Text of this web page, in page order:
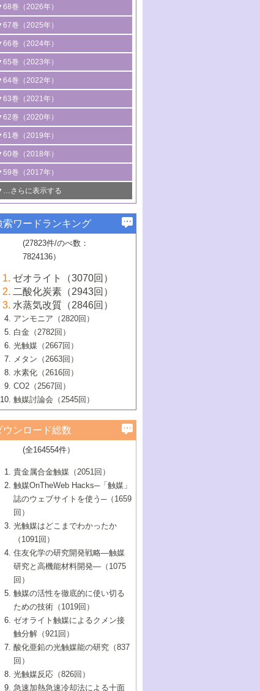
巻（2026年）
過酸化水素合成に関する研究動向
コンピューター技術により加速する
媒開発
有機分子変換やCO 資源化のための
触媒に関する最近の研究
第137回触媒討論会（2026年）
巻（2025年）
CO
水素化によるグリーン燃料/グリ
ンケミカル製造
2号 水素製造のための水分解技術に関す
最近の研究
オレフィン系樹脂の精密合成に関す
最新技術
号 アルコール類の効率的変換を実現す
非貴金属触媒の研究動向
5号 ゼオライトの合成と応用における研
動向
ヘテロ接合界面
第135回触媒討論会（2025年）
巻（2024年）
低次元ナノ構造を有する触媒材料
規制反応場を活用した固体触媒研究
新展開
未踏分子変換を目指した酸化触媒プ
ロセスの最前線
号 シンクロトロン放射光および中性子
を利用した触媒解析技術の最先端
単原子触媒
参照触媒委員会からのお知らせ
第133回触媒討論会（2023年）
巻（2023年）
炭素が関わる触媒機能
プラスチックケミカルリサイクルの
めの触媒技術
非酸化物系金属化合物を基盤とした
触媒材料の開発
号 格子酸素・格子酸素欠陥を利用した
媒反応
生体触媒によるエネルギー変換反応
窒素とリンの循環のための触媒・機
性材料
巻（2022年）
合成ガス製造とCOを用いるケミカル
ズ合成の最新動向
化学品合成のための合金触媒開発
CO の排出削減および有効活用のた
の触媒技術
若手による情報発信企画～とびたて
き触媒の研究者たち～（1）
き触媒の研究者たち～（2）
6号 石油のノーブル・ユースを志向した
触媒技術
大学：オンライン・対面開催）
巻（2021年）
金触媒の新展開
ペロブスカイト
特殊反応場を利用した触媒的分子変
反応
多孔質材料を用いた触媒の新展開
情報学的手法を用いた触媒開発
カーボンニュートラルに向けた電解
術
B号 第127回触媒討論会（2021年・オン
ライン開催(Zoom)のみ）
巻（2020年）
触媒設計を拓く欠陥構造のキャラク
タリゼーション
機能化学品製造に資するクリーンな
媒的酸化反応
3号 水処理のための触媒化学
光触媒を用いた水分解の最新の研究
向
5号 次世代の触媒プロセスを支えるマイ
6号 メタン転換技術の最新動向
B号 第125回触媒討論会（2020年・工学
院大学）
巻（2019年）
物質移動制御に着目した触媒プロセ
ス開発
CO2 フリー水素サプライチェーンに
わる触媒開発動向
精密高分子合成に関する最近の研究
向
4号 バイオマス化成品製造のための触媒
5号 固体触媒による含窒素有機化合物変
換の最前線
6号 貴金属使用量低減に向けた自動車排
ガス浄化触媒の開発
B号 第123回触媒討論会（2019年・大阪
巻（2018年）
固体酸触媒の最新の研究動向
二酸化炭素からの有用化学品合成
ナノ粒子・クラスター触媒の最前線
60周年記念企画
5号 進化するゼオライト合成技術
6号 非貴金属系触媒における電気化学的
B号 第121回触媒討論会（2018年・東京
大学）
巻（2017年）
いたるところに，触媒
先端技術
3号 無機分離膜材料の開発と触媒反応プ
ロセスへの適用
5号 水素のふるまいを解き明かす最先端
研究
6号 低級アルカンの有効利用のための触
媒技術
B号 第119回触媒討論会（2017年・首都
大学東京）
さらに表示する
ユニークな構造の高分子を生み出す触
2号 リグニンからの化成品製造に向けた触
媒技術
3号 触媒研究の最先端～とびたて若き研究
者たち～（1）
4号 触媒研究の最先端～とびたて若き研究
者たち～（2）
5号 触媒研究の最先端～とびたて若き研究
者たち～（3）
6号 イオニクス材料と燃料電池・電解合成
の最新の研究動向
号 第117回触媒討論会（2016年・大阪府
大学）
巻（2015年）
1号 水素キャリアにかかわる触媒技術の新
2号 石油精製用触媒の最近の進展
3号 固体酸化物形燃料電池（SOFC）におけ
るアノード触媒上での燃料直接改質技術
4号 コアシェル構造の制御による触媒機能
5号 工業触媒およびその周辺技術の最近の
進歩
6号 ナノシート
B号 第115回触媒討論会（2015年・成蹊大
▼56巻（2014年）
2号 光触媒反応機構に関する最新の研究動
向
開発動向
4号 人工光合成に向けた近年のアプローチ
5号 未利用熱エネルギーの有効活用に貢献
する触媒技術
6号 ポリオキソメタレート
号 第113回触媒討論会（2014年・ロワジ
ルホテル豊橋）
1号 高耐久性燃料電池システム用触媒にお
ける新展開
2号 リビングラジカル重合の最近の動向
3号 天然ガスの化学工業的展開に関する触
媒技術
4号 貴金属触媒の精密構造制御とその活用
5号 バイオマス化成品製造のための固体触
ナノ空間─吸着状態解析から新機能開拓
号 第111回触媒討論会（2013年・関西大
▼54巻（2012年）
1号 規則性多孔体の利用技術における最近
の進歩
2号 第109回触媒討論会
3号 貴金属低減技術の最新動向
4号 貴金属代替技術の最新動向
5号 光触媒による物質変換反応の新展開
6号 グラフェン
水素を利用する化成品合成の新潮流
▼53巻（2011年）
1号 金属学から見る合金触媒の新展開
2号 第107回触媒討論会
3号 触媒のその場観察法の進歩（１）
4号 触媒のその場観察法の進歩（２）
5号 不活性結合の触媒的活性化による有機
合成
新しい固体酸触媒技術
7号 ゼオライト合成における最近の進歩
▼52巻（2010年）
1号 触媒の劣化対策と長寿命触媒開発
2号 第105回触媒討論会
3号 ナノ構造が拓く新機能
4号 活性サイトおよびその環境の精密な設
計による触媒の高機能化
触媒を有効に使うための技術
7号 有機分子触媒による精密有機合成
8号 高機能化ポリオレフィンに向けた重合
触媒の最近の進展
1号 炭素材料－熱い注目を集める材料－
2号 第103回触媒討論会
3号 環境浄化用光触媒の現状と課題
水素社会の実現に向けた水素製造・貯
技術の進歩
CO2が関わる触媒・材料
7号 持続可能社会実現のための触媒および
触媒関連技術
▼50巻（2008年）
1号 触媒化学と学会のこの10年，半世紀，
そして未来
2号 第101回触媒討論会
錯体を利用したユニークな表面構造の
構築と機能
5号 若手会員による触媒研究の未来展望1：
企業編
6号 第102回触媒討論会
7号 触媒・化学反応における計算化学の進
8号 若手研究者による触媒研究の未来展望
2：大学・研究所編
▼49巻（2007年）
1号 含フッ素化合物の合成と触媒
第99回触媒討論会
実用的ファインケミカル合成プロセス
実現する触媒
5号 こんな物質，あんな物質―新たな触媒
の可能性―
7号 『結晶の化学』を活かした触媒研究
8号 イオン液体の応用
▼48巻（2006年）
固体酸触媒の最近の進歩
第97回触媒討論会
3号 リビング重合触媒の最近の展開
5号 水素製造・貯蔵のための触媒技術の新
しい展開
6号 第98回触媒討論会
7号 基礎化学品製造の触媒技術
8号 多機能型リアクター
最近の触媒担体とその効果
2号 第95回触媒討論会
4号 水分解用光触媒材料
5号 時間分解分光の進歩と応用
6号 第96回触媒討論会
8号 超臨界流体を用いた化学プロセスの新
巻（2004年）
1号 部分酸化反応触媒の最前線
2号 第93回触媒討論会
3号 特殊エネルギー場の触媒反応
4号 生体内における金属の触媒作用
5号 ファインケミカルズの展開に寄与する
6号 第94回触媒討論会
7号 サブナノレベルでみた新しい表面現象
8号 オレフィン重合触媒の新たな展
▼45巻（2003年）
1号 なぜこの触媒が良いのか？
2号 第91回触媒討論会
3号 最近の自動車排ガス処理技術
4号 触媒研究の現状と将来─第90回触媒討論
5号 基礎化学品製造の触媒技術
6号 第92回触媒討論会
7号 基礎化学品製造の触媒技術
8号 資源の循環と触媒技術
▼44巻（2002年）
1号 高次制御された触媒の化学
2号 第89回触媒討論会
3号 触媒を利用した電気化学の新展開
4号 ナノ材料の調製と機能化
5号 こんな触媒が欲しい
6号 第90回触媒討論会
7号 触媒研究と学術雑誌/情報
8号 若い世代からみた触媒化学の現状と未
▼43巻（2001年）
1号 グリーンケミストリーと触媒
2号 第87回触媒討論会特集号
3号 生体触媒とバイオプロセス
4号 水素製造・利用の触媒化学
5号 触媒研究における新しい切り口：コン
ビナトリアルケミストリー
6号 第88回触媒討論会特集号
7号 企業における触媒研究のブレークスル
8号 この材料を触媒として使ってみません
▼42巻（2000年）
1号 触媒反応工学の明日を拓く
2号 第85回触媒討論会
3号 反応ダイナミクス
5号 触媒のおもしろさをどのように伝える
6号 第86回触媒討論会
7号 水素化精製触媒の新しい展開
8号 新しい反応性と機能性を目指した金属
クラスタ-化学
▼41巻（1999年）
1号 孔、穴、あな?-特異な空間とその利用-
2号 第83回触媒討論会
3号 均一系触媒反応最前線
4号 実用炭素材料の新展開
5号 研究の方法論を考える
7号 機能性金属材料と触媒
8号 触媒研究へのNMRの応用と展望
▼40巻（1998年）
進展と21世紀への提言/創立40周年記念・触
媒学会この10年の歩みとこれから/創立40周
2号 第81回触媒討論会
3号 計算機触媒化学へのさそい
4号 触媒劣化の制御と予測
5号 最新の実用プロセスと触媒
6号 第82回触媒討論会
1号 均一系と不均一系触媒反応-その特徴と
接点
2号 第79回触媒討論会
3号 最新NO除去触媒の実用化研究
4号 新しい反応場を目指した触媒調製
5号 反応・分離技術の新しい展開
6号 第80回触媒討論会
▼38巻（1996年）
1号 触媒の構造と触媒作用/C1化学を中心と
する21世紀への触媒
3号 オリンピックメダル:金・銀・銅はどん
な触媒作用を示すか
4号 触媒作用における機能の複合化
▼37巻（1995年）
1号 ファインケミカルズと固体触媒
2号 第75回触媒討論会
3号 希土類を利用した触媒
4号 触媒とリサイクル
5号 エネルギー変換触媒
▼36巻（1994年）
1号 電気化学と触媒
2号 第73回触媒討論会
3号 C4化学の展開
4号 《通常号》
▼35巻（1993年）
1号 工業触媒開発マニュアル―探索から工
業化まで
2号 第71回触媒討論会
▼34巻（1992年）
1号 インパクトを与えたこの研究
2号 第69回触媒討論会
▼33巻（1991年）
1号 触媒プロセス開発マニュアル―探索か
▼32巻（1990年）
索ワードランキング
(27823件/のべ数：
7824136）
ゼオライト（3070回）
二酸化炭素（2943回）
水蒸気改質（2846回）
アンモニア（2820回）
白金（2782回）
光触媒（2667回）
メタン（2663回）
水素化（2616回）
CO2（2567回）
触媒討論会（2545回）
ウンロード総数
(全164554件）
貴金属合金触媒（2051回）
触媒OnTheWeb Hacks─「触媒」
誌のウェブサイトを使う─（1659
回）
光触媒はどこまでわかったか
（1091回）
住友化学の研究開発戦略―触媒
研究と高機能材料開発―（1075
回）
触媒の活性を徹底的に使い切る
ための技術（1019回）
ゼオライト触媒によるクメン接
触分解（921回）
酸化亜鉛の光触媒能の研究（837
回）
光触媒反応（826回）
急速加熱急速冷却法による十面